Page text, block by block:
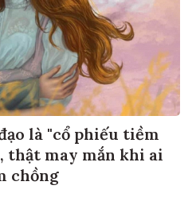
là "cổ phiếu tiềm
thật may mắn khi ai
chồng